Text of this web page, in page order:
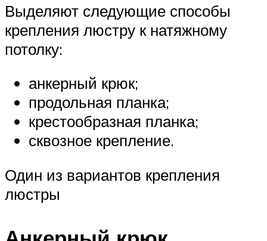
Выделяют следующие способы
крепления люстру к натяжному
потолку:
анкерный крюк;
продольная планка;
крестообразная планка;
сквозное крепление.
Один из вариантов крепления
люстры